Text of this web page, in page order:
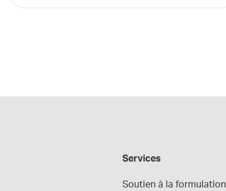
Services
Soutien à la formulation